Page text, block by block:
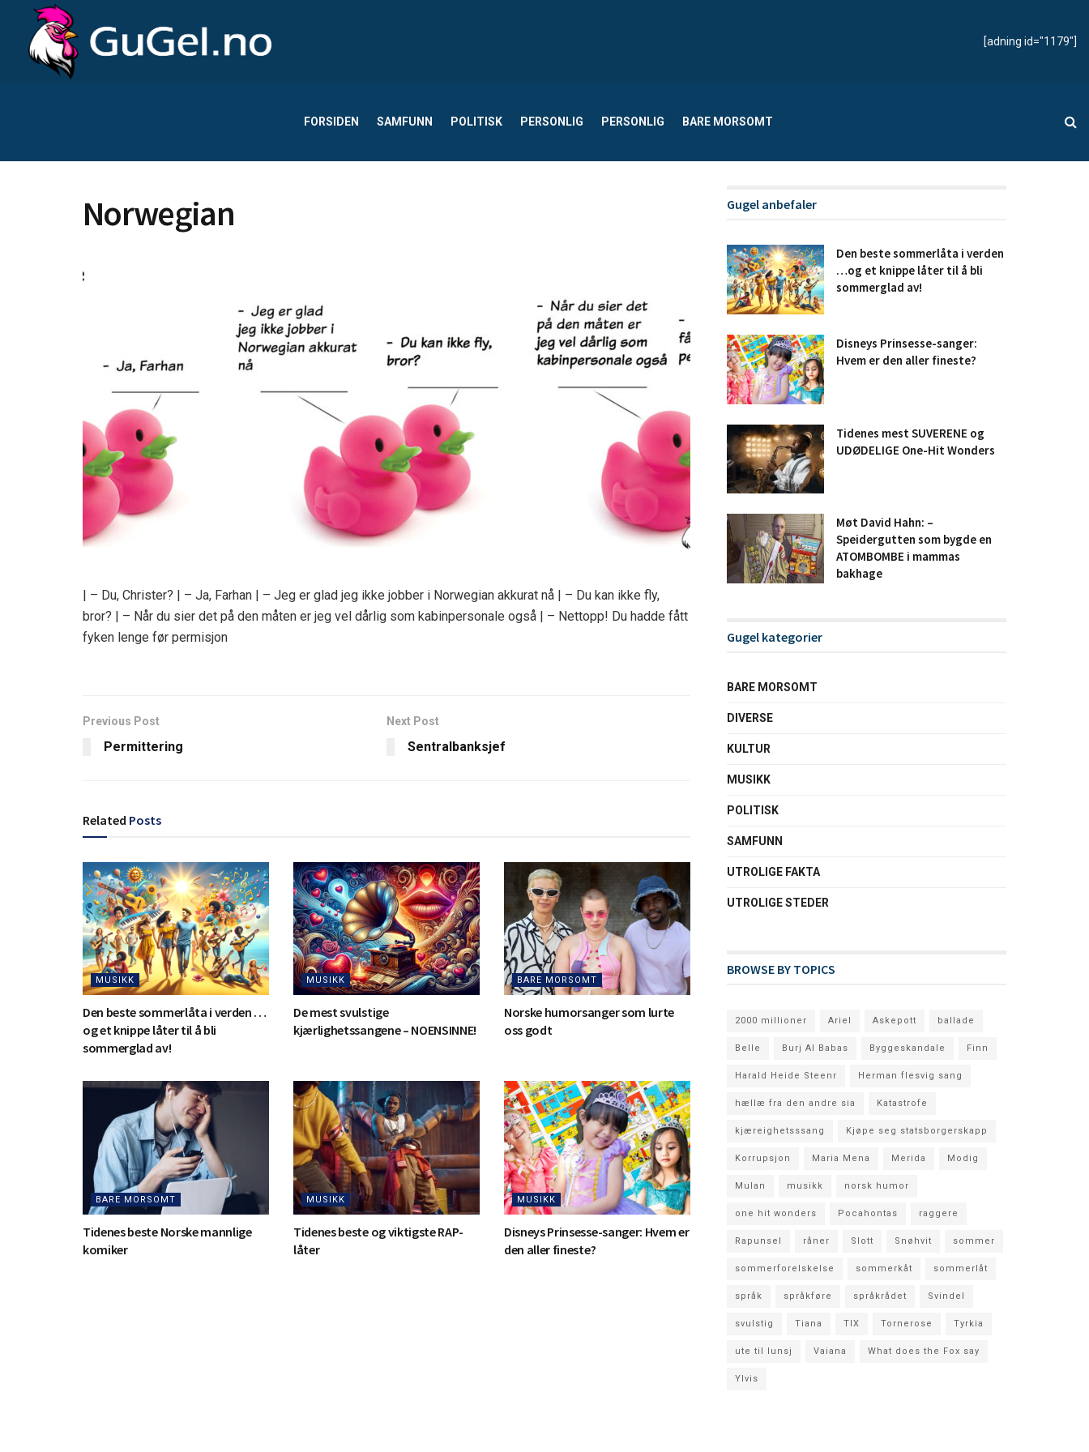
[adning id="1179"]
FORSIDEN SAMFUNN POLITISK PERSONLIG PERSONLIG BARE MORSOMT
Norwegian
| – Du, Christer? | – Ja, Farhan | – Jeg er glad jeg ikke jobber i Norwegian akkurat nå | – Du kan ikke fly,
bror? | – Når du sier det på den måten er jeg vel dårlig som kabinpersonale også | – Nettopp! Du hadde fått
fyken lenge før permisjon
Previous Post
Permittering
Next Post
Sentralbanksjef
Related Posts
MUSIKK
Den beste sommerlåta i verden …
og et knippe låter til å bli
sommerglad av!
MUSIKK
De mest svulstige
kjærlighetssangene – NOENSINNE!
BARE MORSOMT
Norske humorsanger som lurte
oss godt
BARE MORSOMT
Tidenes beste Norske mannlige
komiker
MUSIKK
Tidenes beste og viktigste RAP-
låter
MUSIKK
Disneys Prinsesse-sanger: Hvem er
den aller fineste?
Gugel anbefaler
Den beste sommerlåta i verden
…og et knippe låter til å bli
sommerglad av!
Disneys Prinsesse-sanger:
Hvem er den aller fineste?
Tidenes mest SUVERENE og
UDØDELIGE One-Hit Wonders
Møt David Hahn: –
Speidergutten som bygde en
ATOMBOMBE i mammas
bakhage
Gugel kategorier
BARE MORSOMT
DIVERSE
KULTUR
MUSIKK
POLITISK
SAMFUNN
UTROLIGE FAKTA
UTROLIGE STEDER
BROWSE BY TOPICS
2000 millioner Ariel Askepott ballade
Belle Burj Al Babas Byggeskandale Finn
Harald Heide Steenr Herman flesvig sang
hællæ fra den andre sia Katastrofe
kjæreighetsssang Kjøpe seg statsborgerskapp
Korrupsjon Maria Mena Merida Modig
Mulan musikk norsk humor
one hit wonders Pocahontas raggere
Rapunsel råner Slott Snøhvit sommer
sommerforelskelse sommerkåt sommerlåt
språk språkføre språkrådet Svindel
svulstig Tiana TIX Tornerose Tyrkia
ute til lunsj Vaiana What does the Fox say
Ylvis